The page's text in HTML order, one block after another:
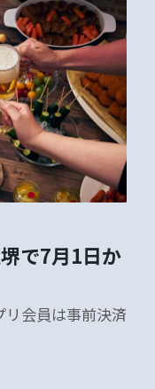
で7月1日か
会員は事前決済